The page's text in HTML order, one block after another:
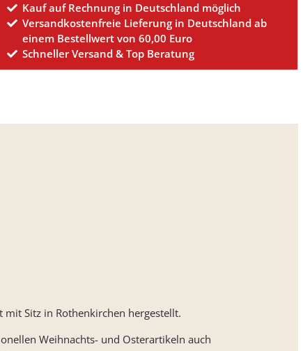
Kauf auf Rechnung in Deutschland möglich
Versandkostenfreie Lieferung in Deutschland ab
einem Bestellwert von 60,00 Euro
Schneller Versand & Top Beratung
Sitz in Rothenkirchen hergestellt.
Weihnachts- und Osterartikeln auch